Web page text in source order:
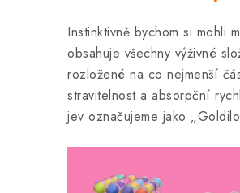
Instinktivně bychom si
obsahuje všechny výživné
rozložené na co nejmenší
stravitelnost a absorpční
jev označujeme jako